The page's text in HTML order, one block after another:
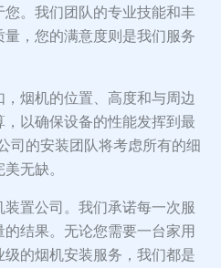
。我们团队的专业技能和丰
，您的满意度则是我们服务
烟机的位置、高度和与周边
以确保设备的性能发挥到最
司的安装团队将考虑所有的细
无缺。
置公司。我们承诺每一次服
结果。无论您需要一台家用
的烟机安装服务，我们都是